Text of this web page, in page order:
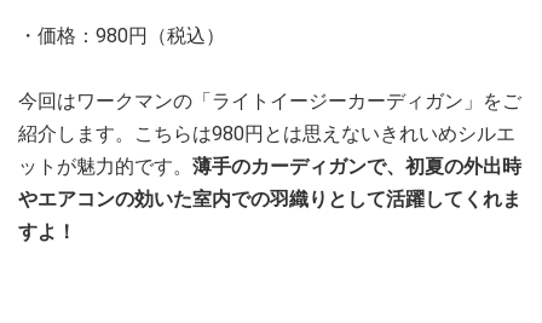
・価格：980円（税込）
今回はワークマンの「ライトイージーカーディガン」をご
紹介します。こちらは980円とは思えないきれいめシルエ
ットが魅力的です。 薄手のカーディガンで、初夏の外出時
やエアコンの効いた室内での羽織りとして活躍してくれま
すよ！